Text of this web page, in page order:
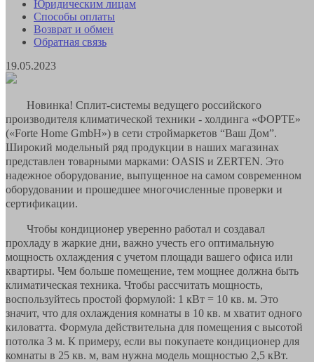
Юридическим лицам
Способы оплаты
Возврат и обмен
Обратная связь
19.05.2023
Новинка! Сплит-системы ведущего российского
производителя климатической техники - холдинга «ФОРТЕ»
(«Forte Home GmbH») в сети строймаркетов “Ваш Дом”.
Широкий модельный ряд продукции в наших магазинах
представлен товарными марками: OASIS и ZERTEN. Это
надежное оборудование, выпущенное на самом современном
оборудовании и прошедшее многочисленные проверки и
сертификации.
Чтобы кондиционер уверенно работал и создавал
прохладу в жаркие дни, важно учесть его оптимальную
мощность охлаждения с учетом площади вашего офиса или
квартиры. Чем больше помещение, тем мощнее должна быть
климатическая техника. Чтобы рассчитать мощность,
воспользуйтесь простой формулой: 1 кВт = 10 кв. м. Это
значит, что для охлаждения комнаты в 10 кв. м хватит одного
киловатта. Формула действительна для помещения с высотой
потолка 3 м. К примеру, если вы покупаете кондиционер для
комнаты в 25 кв. м, вам нужна модель мощностью 2,5 кВт.